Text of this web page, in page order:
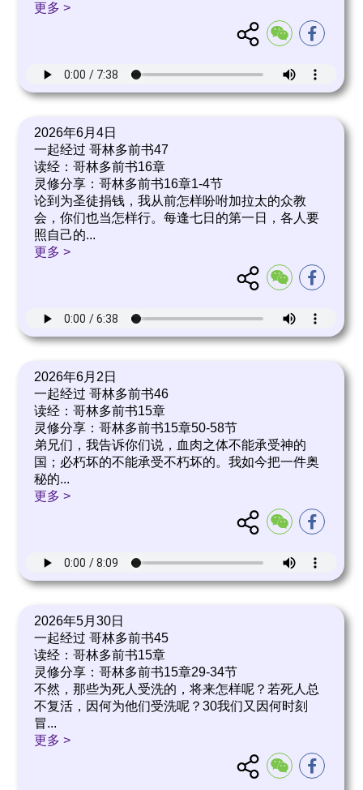
更多 >
2026年6月4日
一起经过 哥林多前书47
读经：哥林多前书16章
灵修分享：哥林多前书16章1-4节
论到为圣徒捐钱，我从前怎样吩咐加拉太的众教
会，你们也当怎样行。每逢七日的第一日，各人要
照自己的...
更多 >
2026年6月2日
一起经过 哥林多前书46
读经：哥林多前书15章
灵修分享：哥林多前书15章50-58节
弟兄们，我告诉你们说，血肉之体不能承受神的
国；必朽坏的不能承受不朽坏的。我如今把一件奥
秘的...
更多 >
2026年5月30日
一起经过 哥林多前书45
读经：哥林多前书15章
灵修分享：哥林多前书15章29-34节
不然，那些为死人受洗的，将来怎样呢？若死人总
不复活，因何为他们受洗呢？30我们又因何时刻
冒...
更多 >